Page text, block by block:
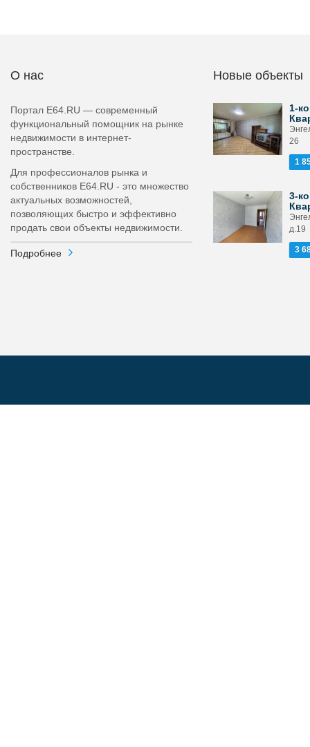
О нас
Портал E64.RU — современный
функциональный помощник на рынке
недвижимости в интернет-
пространстве.
Для профессионалов рынка и
собственников E64.RU - это множество
актуальных возможностей,
позволяющих быстро и эффективно
продать свои объекты недвижимости.
Подробнее
Новые объекты
1-
26
1
3-
д.19
3